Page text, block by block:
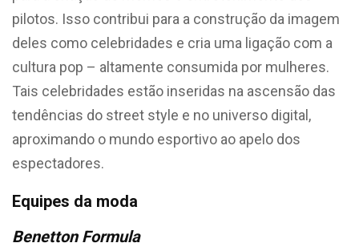
pilotos. Isso contribui para a construção da imagem
deles como celebridades e cria uma ligação com a
cultura pop – altamente consumida por mulheres.
Tais celebridades estão inseridas na ascensão das
tendências do street style e no universo digital,
aproximando o mundo esportivo ao apelo dos
espectadores.
Equipes da moda
Benetton Formula